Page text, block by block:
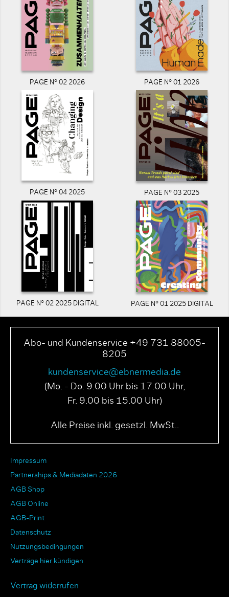
PAGE N° 02 2026 PAGE N° 01 2026
PAGE N° 04 2025 PAGE N° 03 2025
PAGE N° 02 2025 DIGITAL PAGE N° 01 2025 DIGITAL
Abo- und Kundenservice +49 731 88005-
8205
kundenservice@ebnermedia.de
(Mo. - Do. 9.00 Uhr bis 17.00 Uhr,
Fr. 9.00 bis 15.00 Uhr)
Alle Preise inkl. gesetzl. MwSt..
Impressum
Partnerships & Mediadaten 2026
AGB Shop
AGB Online
AGB-Print
Datenschutz
Nutzungsbedingungen
Verträge hier kündigen
Vertrag widerrufen